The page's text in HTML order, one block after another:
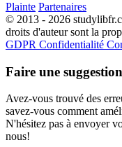
Plainte Partenaires
© 2013 - 2026
droits d'auteur sont la
GDPR Confidentialité
Faire une suggestion
Avez-vous trouvé des
savez-vous comment
N'hésitez pas à envoyer
nous!